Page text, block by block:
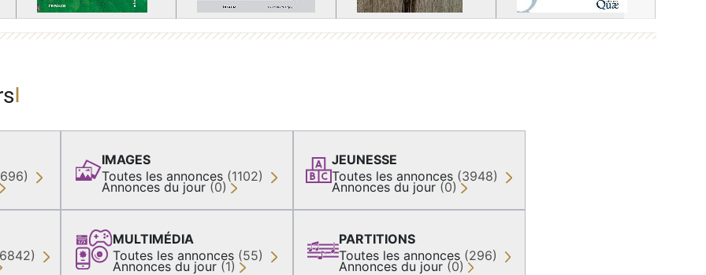
IMAGES
Toutes les annonces (1102)
Annonces du jour (0)
MULTIMÉDIA
Toutes les annonces (55)
Annonces du jour (1)
JEUNESSE
Toutes les annonces (3948)
Annonces du jour (0)
PARTITIONS
Toutes les annonces (296)
Annonces du jour (0)